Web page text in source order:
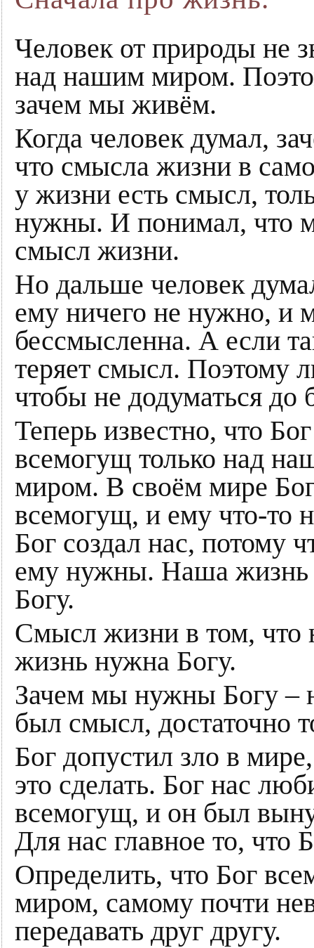
Человек от природы не
над нашим миром.
зачем мы живём.
Когда человек думал,
что смысла жизни в
у жизни есть смысл,
нужны. И понимал, что
смысл жизни.
Но дальше человек
ему ничего не нужно,
бессмысленна. А если
теряет смысл. Поэтому
чтобы не додуматься до
Теперь известно, что Бог
всемогущ только над
миром. В своём мире
всемогущ, и ему что-то
Бог создал нас, потому
ему нужны. Наша жизнь
Богу.
Смысл жизни в том, что
жизнь нужна Богу.
Зачем мы нужны Богу –
был смысл, достаточно
Бог допустил зло в
это сделать. Бог нас
всемогущ, и он был
Для нас главное то, что
Определить, что Бог
миром, самому почти
передавать друг другу.